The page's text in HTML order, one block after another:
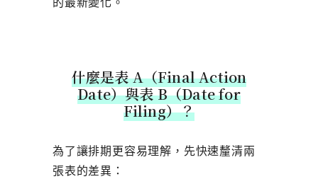
什麼是表 A（Final Action
Date）與表 B（Date for
Filing）？
為了讓排期更容易理解，先快速釐清兩
張表的差異：